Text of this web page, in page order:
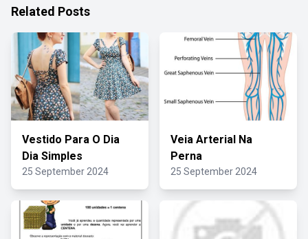
Related Posts
Vestido Para O Dia
Dia Simples
25 September 2024
Veia Arterial Na
Perna
25 September 2024